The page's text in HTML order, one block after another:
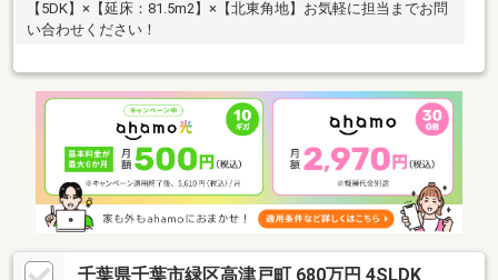
【5DK】×【延床：81.5m2】×【北東角地】お気軽に担当までお問
い合わせください！
千葉県千葉市緑区高津戸町 680万円 4SLDK